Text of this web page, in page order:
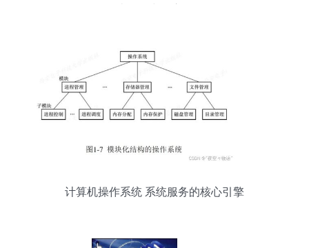
计算机操作系统 系统服务的核心引擎